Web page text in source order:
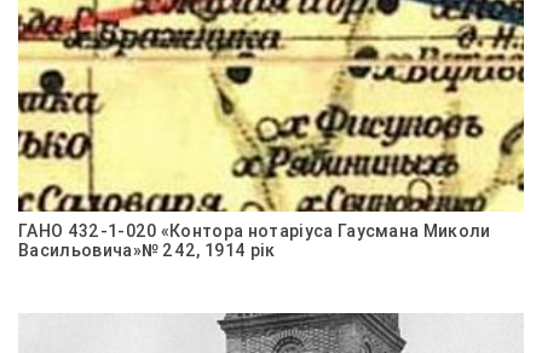
ГАНО 432-1-020 «Контора нотаріуса Гаусмана Миколи
Васильовича»№ 242, 1914 рік